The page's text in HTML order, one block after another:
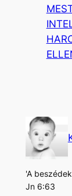
'A
Jn 6:63